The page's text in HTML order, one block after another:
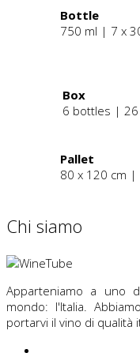
Bottle
750 ml | 7 x
Box
6 bottles | 26
Pallet
80 x 120 cm |
Chi siamo
Apparteniamo a uno
mondo: l'Italia.
portarvi il vino di qualità